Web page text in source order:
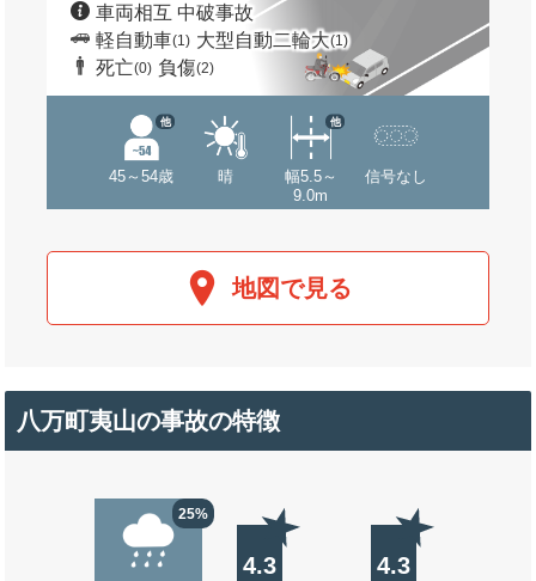
車両相互 中破事故
軽自動車(1) 大型自動二輪大(1)
死亡(0) 負傷(2)
45～54歳
他
晴
幅5.5～
9.0m
他
信号なし
地図で見る
八万町夷山の事故の特徴
25%
4.3 4.3